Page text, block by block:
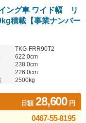
ング車 ワイド幅 リ
積載【事業ナンバー
TKG-FRR90T2
622.0cm
238.0cm
226.0cm
2500kg
日額28,600円
0467-55-8195